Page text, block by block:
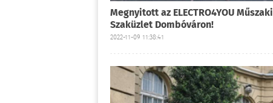
Megnyitott az ELECTRO4YOU Műszaki
Szaküzlet Dombóváron!
2022-11-09 11:38:41